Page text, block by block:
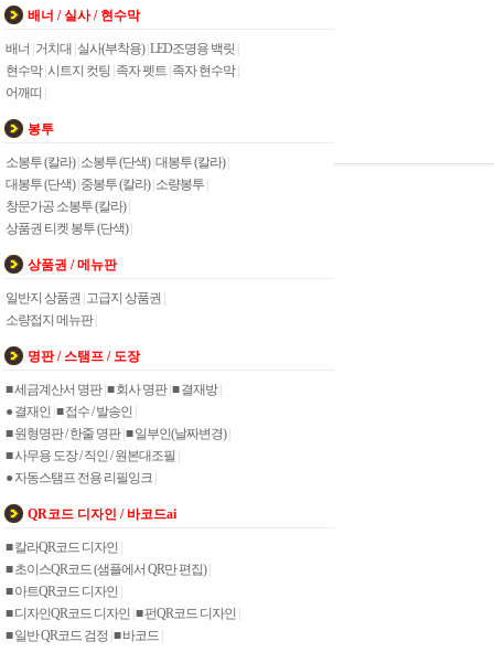
배너 / 실사 / 현수막
배너 거치대 실사(부착용)| LED조명용 백릿
현수막| 시트지 컷팅 족자 펫트 족자 현수막|
어깨띠
봉투
소봉투 (칼라)| 소봉투 (단색)| 대봉투 (칼라)|
대봉투 (단색)| 중봉투 (칼라)| 소량봉투
창문가공 소봉투 (칼라)|
상품권 티켓 봉투 (단색)|
상품권 / 메뉴판
일반지 상품권 고급지 상품권
소량접지 메뉴판|
명판 / 스탬프 / 도장
■ 세금계산서 명판| ■ 회사 명판| ■ 결재방|
● 결재인 ■ 접수 / 발송인
■ 원형명판 / 한줄 명판| ■ 일부인(날짜변경)|
■ 사무용 도장 / 직인 / 원본대조필
● 자동스탬프 전용 리필잉크
QR코드 디자인 / 바코드ai
■ 칼라QR코드 디자인
■ 초이스QR코드 (샘플에서 QR만 편집)|
■ 아트QR코드 디자인
■ 디자인QR코드 디자인 ■ 펀QR코드 디자인
■ 일반 QR코드 검정 ■ 바코드